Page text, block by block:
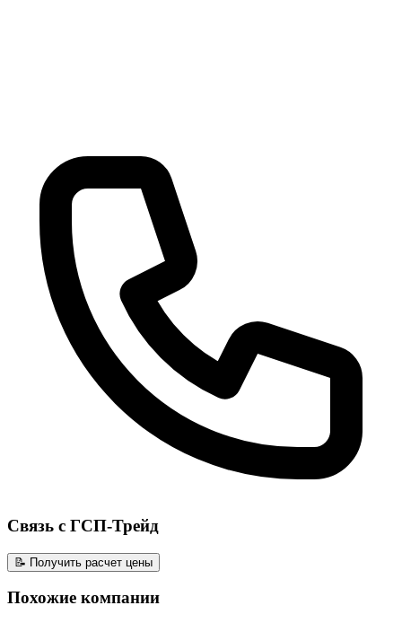
Связь с ГСП-Трейд
📝 Получить расчет цены
Похожие компании